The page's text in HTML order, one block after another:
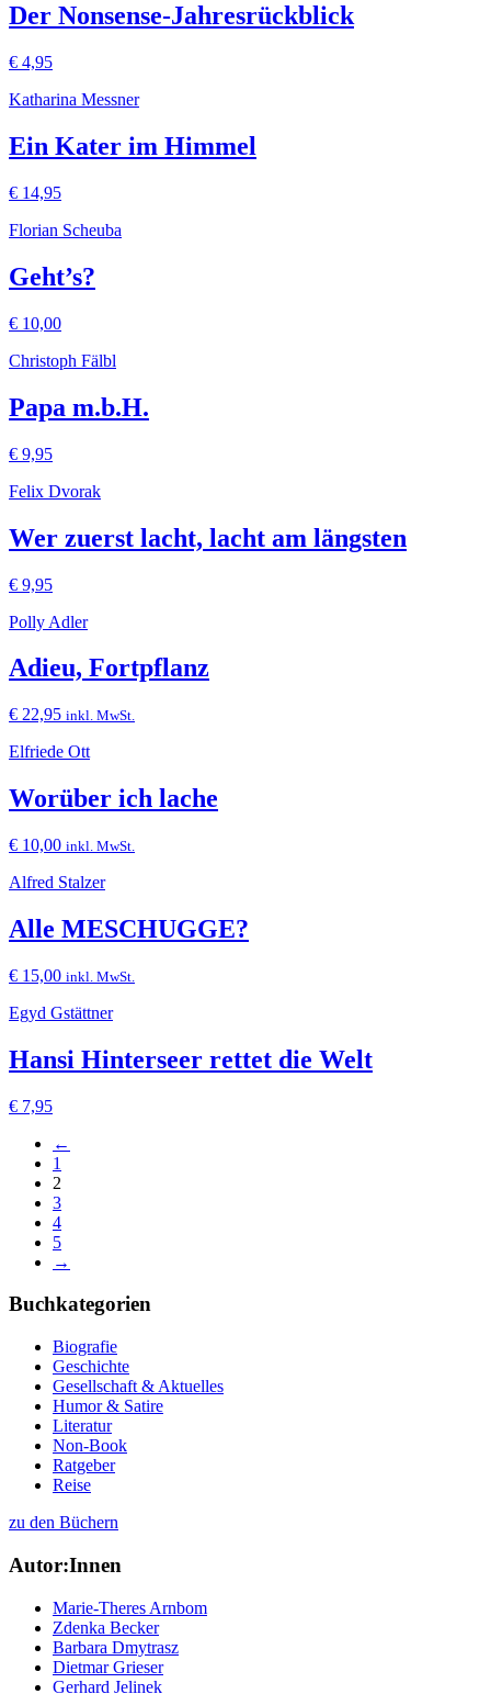
Der Nonsense-Jahresrückblick
€ 4,95
Katharina Messner
Ein Kater im Himmel
€ 14,95
Florian Scheuba
Geht’s?
€ 10,00
Christoph Fälbl
Papa m.b.H.
€ 9,95
Felix Dvorak
Wer zuerst lacht, lacht am längsten
€ 9,95
Polly Adler
Adieu, Fortpflanz
€ 22,95 inkl. MwSt.
Elfriede Ott
Worüber ich lache
€ 10,00 inkl. MwSt.
Alfred Stalzer
Alle MESCHUGGE?
€ 15,00 inkl. MwSt.
Egyd Gstättner
Hansi Hinterseer rettet die Welt
€ 7,95
←
1
2
3
4
5
→
Buchkategorien
Biografie
Geschichte
Gesellschaft & Aktuelles
Humor & Satire
Literatur
Non-Book
Ratgeber
Reise
zu den Büchern
Autor:Innen
Marie-Theres Arnbom
Zdenka Becker
Barbara Dmytrasz
Dietmar Grieser
Gerhard Jelinek